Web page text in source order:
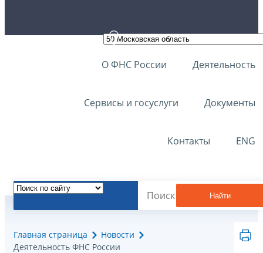
О ФНС России Деятельность
Сервисы и госуслуги Документы
Контакты ENG
Найти
Главная страница
Новости
Деятельность ФНС России